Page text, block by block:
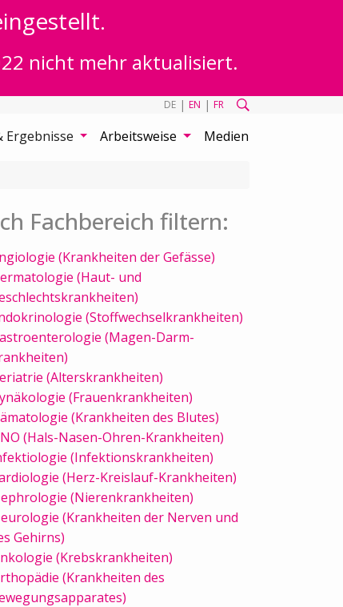
nicht mehr aktualisiert.
DE | EN | FR
Ergebnisse Arbeitsweise Medien
Fachbereich filtern:
(Krankheiten der Gefässe)
(Haut- und
(Stoffwechselkrankheiten)
(Magen-Darm-
(Alterskrankheiten)
(Frauenkrankheiten)
(Krankheiten des Blutes)
(Hals-Nasen-Ohren-Krankheiten)
(Infektionskrankheiten)
(Herz-Kreislauf-Krankheiten)
(Nierenkrankheiten)
(Krankheiten der Nerven und
Gehirns)
(Krebskrankheiten)
(Krankheiten des